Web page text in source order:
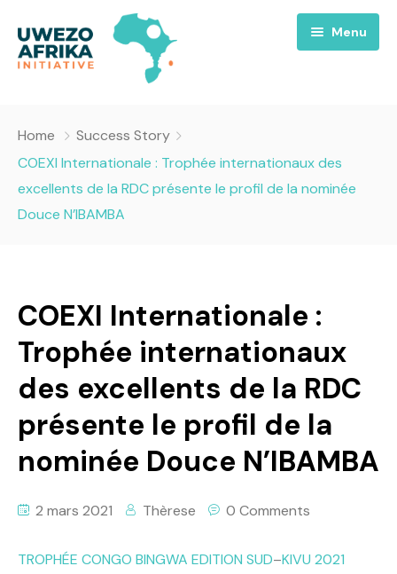
Menu
Nous
A propos
Projets
Success Story
Santé
Politique
Technologies
Entreprenariat
Emissions
Opportunités
Home
Success Story
COEXI Internationale : Trophée internationaux des
excellents de la RDC présente le profil de la nominée
Douce N’IBAMBA
COEXI Internationale :
Trophée internationaux
des excellents de la RDC
présente le profil de la
nominée Douce N’IBAMBA
2 mars 2021 Thèrese 0 Comments
TROPHÉE CONGO BINGWA EDITION SUD–KIVU 2021